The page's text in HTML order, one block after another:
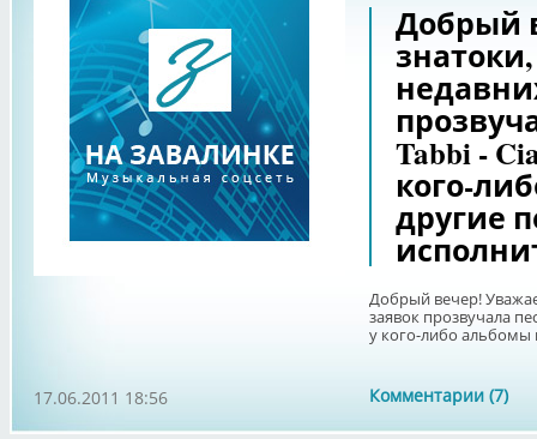
Добрый
Tabbi -
кого-
другие
Добрый вечер!
заявок прозвучала
у кого-либо альбомы
Комментарии (7)
17.06.2011 18:56